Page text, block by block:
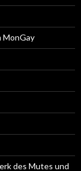
MonGay
des Mutes und